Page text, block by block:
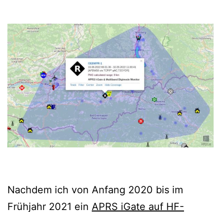
Nachdem ich von Anfang 2020 bis im
Frühjahr 2021 ein APRS iGate auf HF-